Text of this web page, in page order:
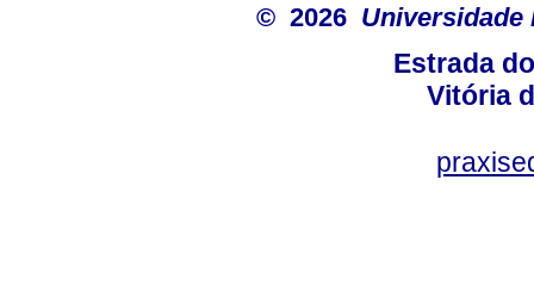
© 2026 Universidade
Estrada
Vitória